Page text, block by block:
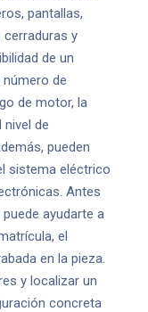
pantallas,
cerraduras y
de un
de
de motor, la
de
pueden
sistema eléctrico
Antes
ayudarte a
el
en la pieza.
y localizar un
concreta